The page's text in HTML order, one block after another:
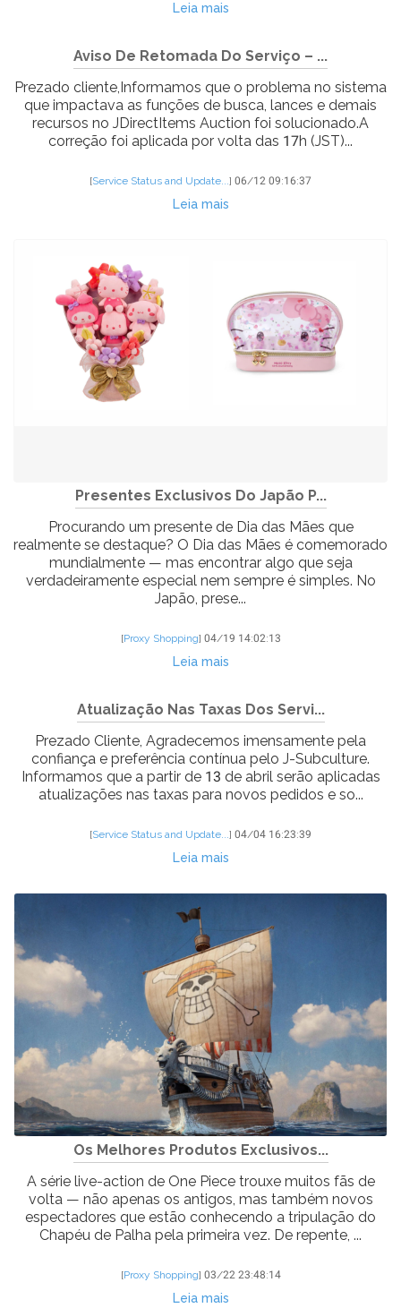
Leia mais
Aviso De Retomada Do Serviço – ...
Prezado cliente,Informamos que o problema no sistema
que impactava as funções de busca, lances e demais
recursos no JDirectItems Auction foi solucionado.A
correção foi aplicada por volta das 17h (JST)...
[Service Status and Update...] 06/12 09:16:37
Leia mais
Presentes Exclusivos Do Japão P...
Procurando um presente de Dia das Mães que
realmente se destaque? O Dia das Mães é comemorado
mundialmente — mas encontrar algo que seja
verdadeiramente especial nem sempre é simples. No
Japão, prese...
[Proxy Shopping] 04/19 14:02:13
Leia mais
Atualização Nas Taxas Dos Servi...
Prezado Cliente, Agradecemos imensamente pela
confiança e preferência contínua pelo J-Subculture.
Informamos que a partir de 13 de abril serão aplicadas
atualizações nas taxas para novos pedidos e so...
[Service Status and Update...] 04/04 16:23:39
Leia mais
Os Melhores Produtos Exclusivos...
A série live-action de One Piece trouxe muitos fãs de
volta — não apenas os antigos, mas também novos
espectadores que estão conhecendo a tripulação do
Chapéu de Palha pela primeira vez. De repente, ...
[Proxy Shopping] 03/22 23:48:14
Leia mais